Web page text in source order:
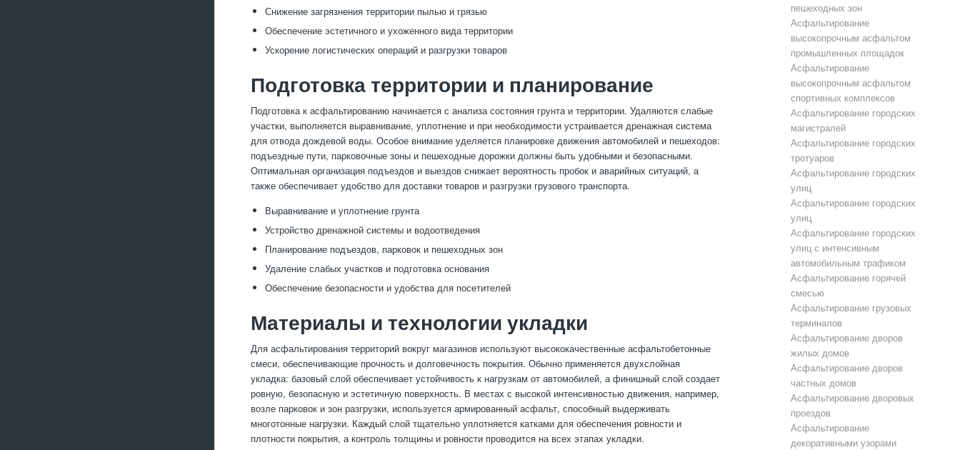
Снижение загрязнения территории пылью и грязью
Обеспечение эстетичного и ухоженного вида территории
Ускорение логистических операций и разгрузки товаров
Подготовка территории и планирование
Подготовка к асфальтированию начинается с анализа состояния грунта и территории. Удаляются слабые
участки, выполняется выравнивание, уплотнение и при необходимости устраивается дренажная система
для отвода дождевой воды. Особое внимание уделяется планировке движения автомобилей и пешеходов:
подъездные пути, парковочные зоны и пешеходные дорожки должны быть удобными и безопасными.
Оптимальная организация подъездов и выездов снижает вероятность пробок и аварийных ситуаций, а
также обеспечивает удобство для доставки товаров и разгрузки грузового транспорта.
Выравнивание и уплотнение грунта
Устройство дренажной системы и водоотведения
Планирование подъездов, парковок и пешеходных зон
Удаление слабых участков и подготовка основания
Обеспечение безопасности и удобства для посетителей
Материалы и технологии укладки
Для асфальтирования территорий вокруг магазинов используют высококачественные асфальтобетонные
смеси, обеспечивающие прочность и долговечность покрытия. Обычно применяется двухслойная
укладка: базовый слой обеспечивает устойчивость к нагрузкам от автомобилей, а финишный слой создает
ровную, безопасную и эстетичную поверхность. В местах с высокой интенсивностью движения, например,
возле парковок и зон разгрузки, используется армированный асфальт, способный выдерживать
многотонные нагрузки. Каждый слой тщательно уплотняется катками для обеспечения ровности и
плотности покрытия, а контроль толщины и ровности проводится на всех этапах укладки.
пешеходных зон
Асфальтирование
высокопрочным асфальтом
промышленных площадок
Асфальтирование
высокопрочным асфальтом
спортивных комплексов
Асфальтирование городских
магистралей
Асфальтирование городских
тротуаров
Асфальтирование городских
улиц
Асфальтирование городских
улиц
Асфальтирование городских
улиц с интенсивным
автомобильным трафиком
Асфальтирование горячей
смесью
Асфальтирование грузовых
терминалов
Асфальтирование дворов
жилых домов
Асфальтирование дворов
частных домов
Асфальтирование дворовых
проездов
Асфальтирование
декоративными узорами